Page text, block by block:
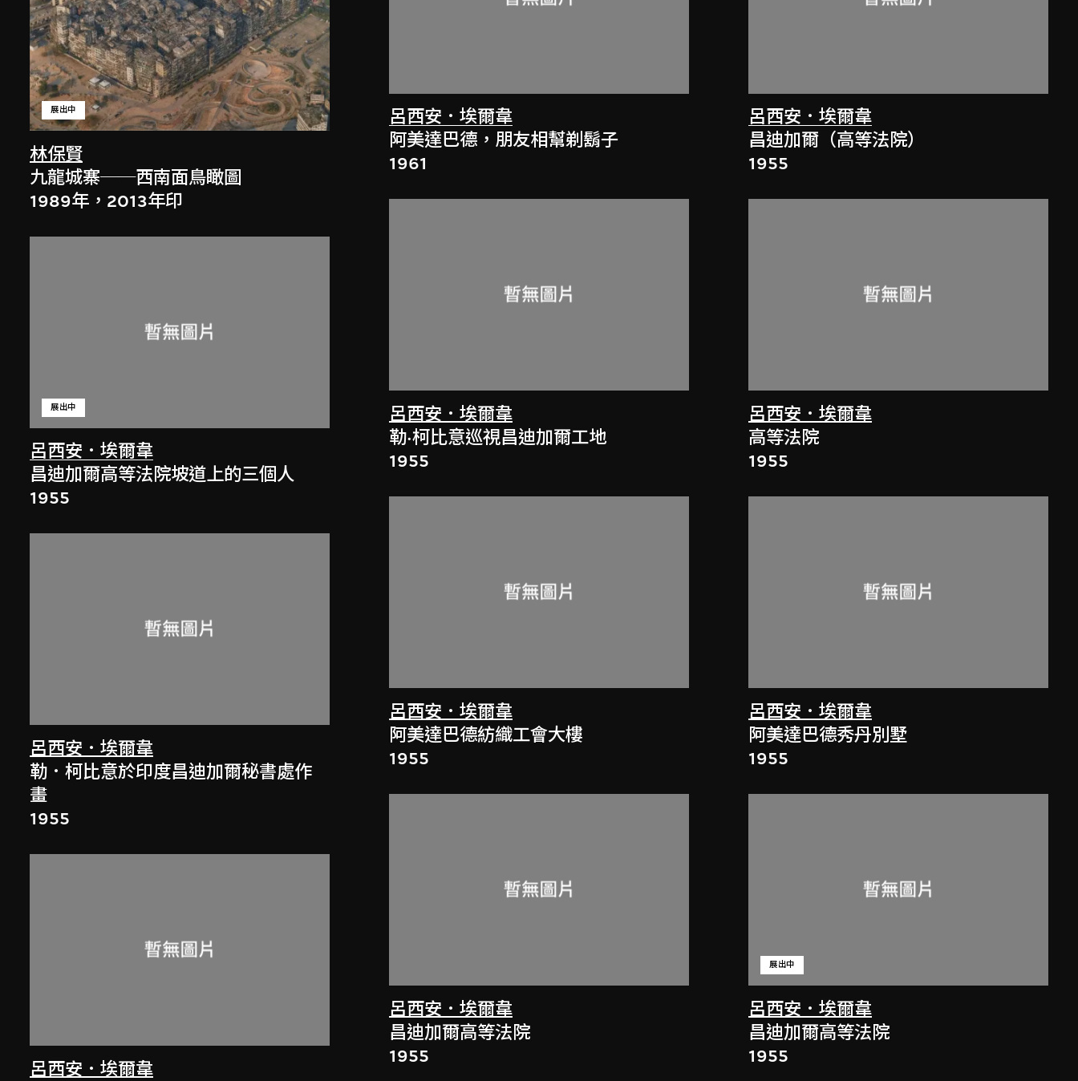
林保賢
展出中
九龍城寨──西南面鳥瞰圖
1989年，2013年印
呂西安．埃爾韋
展出中
昌迪加爾高等法院坡道上的三個人
1955
呂西安．埃爾韋
勒．柯比意於印度昌迪加爾秘書處作
畫
1955
呂西安．埃爾韋
呂西安．埃爾韋
阿美達巴德，朋友相幫剃鬍子
1961
呂西安．埃爾韋
勒·柯比意巡視昌迪加爾工地
1955
呂西安．埃爾韋
阿美達巴德紡織工會大樓
1955
呂西安．埃爾韋
昌迪加爾高等法院
1955
呂西安．埃爾韋
昌迪加爾（高等法院）
1955
呂西安．埃爾韋
高等法院
1955
呂西安．埃爾韋
阿美達巴德秀丹別墅
1955
呂西安．埃爾韋
展出中
昌迪加爾高等法院
1955